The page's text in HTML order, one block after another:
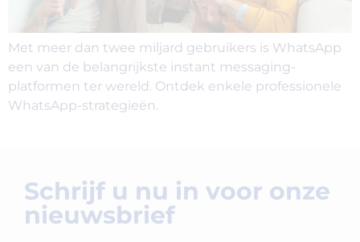
Met meer dan twee miljard gebruikers is WhatsApp
een van de belangrijkste instant messaging-
platformen ter wereld. Ontdek enkele professionele
WhatsApp-strategieën.
Schrijf u nu in voor onze
nieuwsbrief